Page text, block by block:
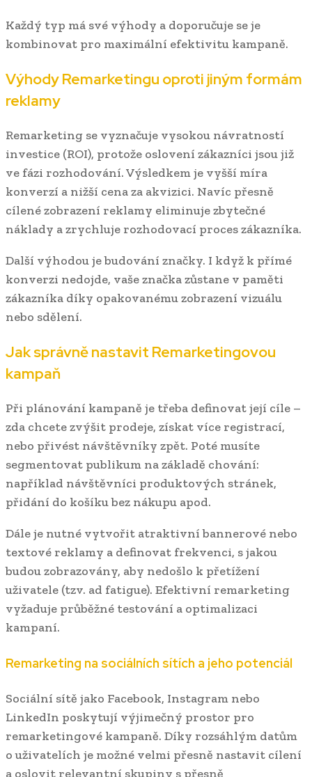
Každý typ má své výhody a doporučuje se je
kombinovat pro maximální efektivitu kampaně.
Výhody Remarketingu oproti jiným formám
reklamy
Remarketing se vyznačuje vysokou návratností
investice (ROI), protože oslovení zákazníci jsou již
ve fázi rozhodování. Výsledkem je vyšší míra
konverzí a nižší cena za akvizici. Navíc přesně
cílené zobrazení reklamy eliminuje zbytečné
náklady a zrychluje rozhodovací proces zákazníka.
Další výhodou je budování značky. I když k přímé
konverzi nedojde, vaše značka zůstane v paměti
zákazníka díky opakovanému zobrazení vizuálu
nebo sdělení.
Jak správně nastavit Remarketingovou
kampaň
Při plánování kampaně je třeba definovat její cíle –
zda chcete zvýšit prodeje, získat více registrací,
nebo přivést návštěvníky zpět. Poté musíte
segmentovat publikum na základě chování:
například návštěvníci produktových stránek,
přidání do košíku bez nákupu apod.
Dále je nutné vytvořit atraktivní bannerové nebo
textové reklamy a definovat frekvenci, s jakou
budou zobrazovány, aby nedošlo k přetížení
uživatele (tzv. ad fatigue). Efektivní remarketing
vyžaduje průběžné testování a optimalizaci
kampaní.
Remarketing na sociálních sítích a jeho potenciál
Sociální sítě jako Facebook, Instagram nebo
LinkedIn poskytují výjimečný prostor pro
remarketingové kampaně. Díky rozsáhlým datům
o uživatelích je možné velmi přesně nastavit cílení
a oslovit relevantní skupiny s přesně